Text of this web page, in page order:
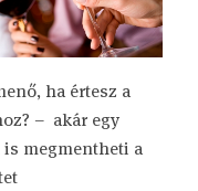
ha értesz a
– ​ akár egy
megmentheti a